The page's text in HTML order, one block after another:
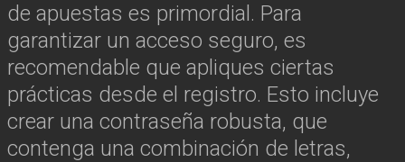
de apuestas es primordial. Para
garantizar un acceso seguro, es
recomendable que apliques ciertas
prácticas desde el registro. Esto incluye
crear una contraseña robusta, que
contenga una combinación de letras,